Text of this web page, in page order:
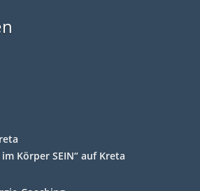
Körper SEIN“ auf Kreta